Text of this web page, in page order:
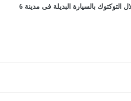
بدء تلقى طلبات إحلال التوكتوك بالسيارة البديلة فى مدينة 6